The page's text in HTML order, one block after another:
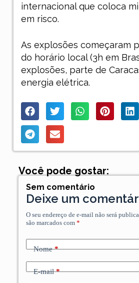
internacional que coloca
em risco.
As explosões começaram
do horário local (3h em
explosões, parte de
energia elétrica.
Você pode gostar:
Sem comentário
Deixe um
O seu endereço de e-mail não será
são marcados com *
Nome*
E-mail*